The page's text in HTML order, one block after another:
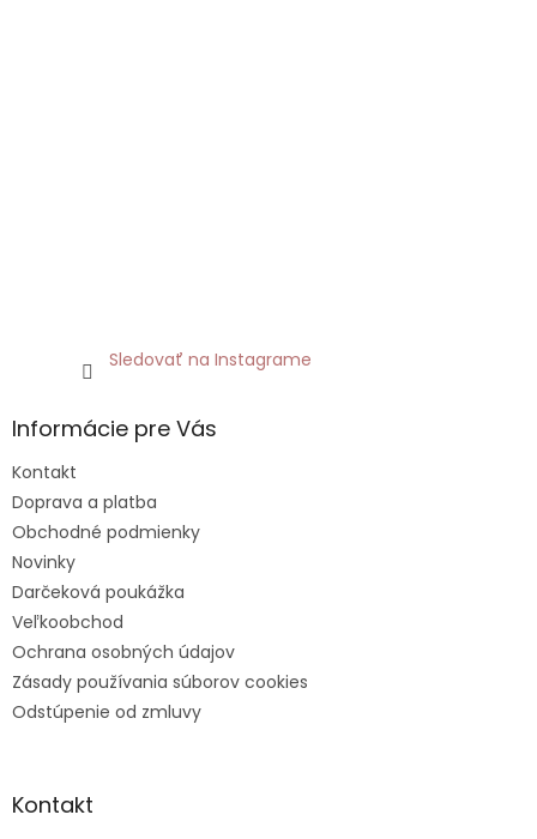
Sledovať na Instagrame
Informácie pre Vás
Kontakt
Doprava a platba
Obchodné podmienky
Novinky
Darčeková poukážka
Veľkoobchod
Ochrana osobných údajov
Zásady používania súborov cookies
Odstúpenie od zmluvy
Kontakt